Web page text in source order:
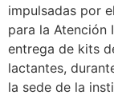
impulsadas por
para la Atención
entrega de kits
lactantes,
la sede de la